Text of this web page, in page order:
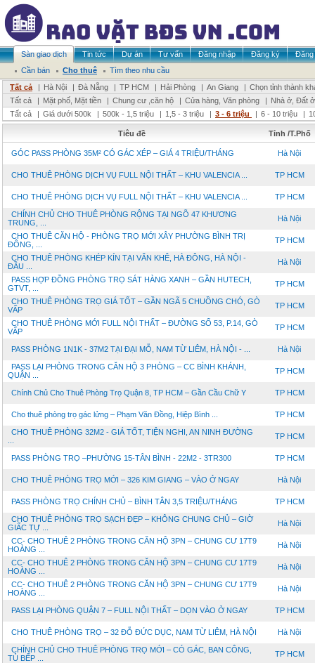
Sàn giao dịch Tin tức Dự án Tư vấn Đăng nhập Đăng ký
Đăng
Cần bán
Cho thuê
Tìm theo nhu cầu
Tất cả
| Hà Nội | Đà Nẵng | TP HCM | Hải Phòng | An Giang | Chọn tỉnh thành
Tất cả
| Mặt phố, Mặt tiền | Chung cư ,căn hộ | Cửa hàng, Văn phòng | Nhà ở, Đất ở
Tất cả
| Giá dưới 500k | 500k - 1,5 triệu | 1,5 - 3 triệu | 3 - 6 triệu | 6 - 10 triệu |
Tiêu đề Tỉnh /T.Phố
GÓC PASS PHÒNG 35M² CÓ GÁC XÉP – GIÁ 4 TRIỆU/THÁNG Hà Nội
CHO THUÊ PHÒNG DỊCH VỤ FULL NỘI THẤT – KHU VALENCIA ... TP HCM
CHO THUÊ PHÒNG DỊCH VỤ FULL NỘI THẤT – KHU VALENCIA ... TP HCM
CHÍNH CHỦ CHO THUÊ PHÒNG RỘNG TẠI NGÕ 47 KHƯƠNG
TRUNG, ...
Hà Nội
CHO THUÊ CĂN HỘ - PHÒNG TRỌ MỚI XÂY PHƯỜNG BÌNH TRỊ
ĐÔNG, ...
TP HCM
CHO THUÊ PHÒNG KHÉP KÍN TẠI VĂN KHÊ, HÀ ĐÔNG, HÀ NỘI -
ĐẦU ...
Hà Nội
PASS HỢP ĐỒNG PHÒNG TRỌ SÁT HÀNG XANH – GẦN HUTECH,
GTVT, ...
TP HCM
CHO THUÊ PHÒNG TRỌ GIÁ TỐT – GẦN NGÃ 5 CHUỒNG CHÓ, GÒ
VẤP
TP HCM
CHO THUÊ PHÒNG MỚI FULL NỘI THẤT – ĐƯỜNG SỐ 53, P.14, GÒ
VẤP
TP HCM
PASS PHÒNG 1N1K - 37M2 TẠI ĐẠI MỖ, NAM TỪ LIÊM, HÀ NỘI - ... Hà Nội
PASS LẠI PHÒNG TRONG CĂN HỘ 3 PHÒNG – CC BÌNH KHÁNH,
QUẬN ...
TP HCM
Chính Chủ Cho Thuê Phòng Trọ Quận 8, TP HCM – Gần Cầu Chữ Y TP HCM
Cho thuê phòng trọ gác lửng – Phạm Văn Đồng, Hiệp Bình ... TP HCM
CHO THUÊ PHÒNG 32M2 - GIÁ TỐT, TIỆN NGHI, AN NINH ĐƯỜNG
TP HCM
PASS PHÒNG TRỌ –PHƯỜNG 15-TÂN BÌNH - 22M2 - 3TR300 TP HCM
CHO THUÊ PHÒNG TRỌ MỚI – 326 KIM GIANG – VÀO Ở NGAY Hà Nội
PASS PHÒNG TRỌ CHÍNH CHỦ – BÌNH TÂN 3,5 TRIỆU/THÁNG TP HCM
CHO THUÊ PHÒNG TRỌ SẠCH ĐẸP – KHÔNG CHUNG CHỦ – GIỜ
GIẤC TỰ ...
Hà Nội
CC- CHO THUÊ 2 PHÒNG TRONG CĂN HỘ 3PN – CHUNG CƯ 17T9
HOÀNG ...
Hà Nội
CC- CHO THUÊ 2 PHÒNG TRONG CĂN HỘ 3PN – CHUNG CƯ 17T9
HOÀNG ...
Hà Nội
CC- CHO THUÊ 2 PHÒNG TRONG CĂN HỘ 3PN – CHUNG CƯ 17T9
HOÀNG ...
Hà Nội
PASS LẠI PHÒNG QUẬN 7 – FULL NỘI THẤT – DỌN VÀO Ở NGAY TP HCM
CHO THUÊ PHÒNG TRỌ – 32 ĐỖ ĐỨC DỤC, NAM TỪ LIÊM, HÀ NỘI Hà Nội
CHÍNH CHỦ CHO THUÊ PHÒNG TRỌ MỚI – CÓ GÁC, BAN CÔNG,
TỦ BẾP ...
TP HCM